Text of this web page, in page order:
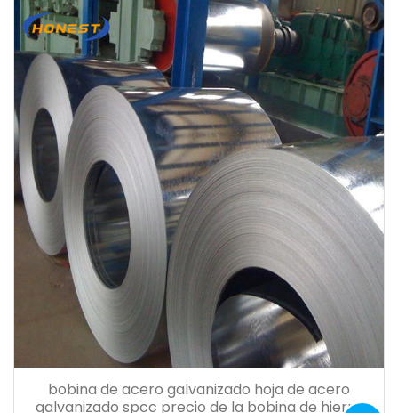
bobina de acero galvanizado hoja de acero
galvanizado spcc precio de la bobina de hierro